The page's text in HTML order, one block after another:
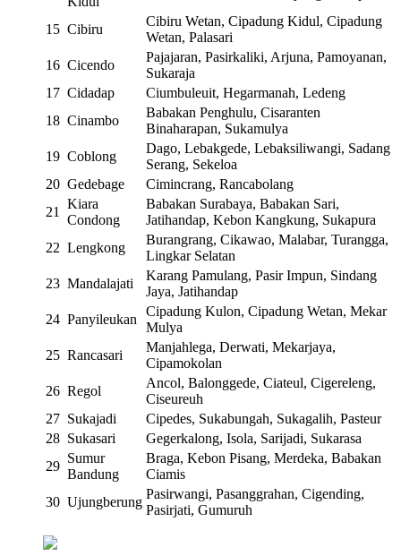
15 Cibiru
Cibiru Wetan, Cipadung Kidul, Cipadung
Wetan, Palasari
16 Cicendo
Pajajaran, Pasirkaliki, Arjuna, Pamoyanan,
Sukaraja
17 Cidadap
Ciumbuleuit, Hegarmanah, Ledeng
18 Cinambo
Babakan Penghulu, Cisaranten
Binaharapan, Sukamulya
19 Coblong
Dago, Lebakgede, Lebaksiliwangi, Sadang
Serang, Sekeloa
20 Gedebage
Cimincrang, Rancabolang
21
Kiara
Condong
Babakan Surabaya, Babakan Sari,
Jatihandap, Kebon Kangkung, Sukapura
22 Lengkong
Burangrang, Cikawao, Malabar, Turangga,
Lingkar Selatan
23 Mandalajati
Karang Pamulang, Pasir Impun, Sindang
Jaya, Jatihandap
24 Panyileukan
Cipadung Kulon, Cipadung Wetan, Mekar
Mulya
25 Rancasari
Manjahlega, Derwati, Mekarjaya,
Cipamokolan
26 Regol
Ancol, Balonggede, Ciateul, Cigereleng,
Ciseureuh
27 Sukajadi
Cipedes, Sukabungah, Sukagalih, Pasteur
28 Sukasari
Gegerkalong, Isola, Sarijadi, Sukarasa
29
Sumur
Bandung
Braga, Kebon Pisang, Merdeka, Babakan
Ciamis
30 Ujungberung
Pasirwangi, Pasanggrahan, Cigending,
Pasirjati, Gumuruh